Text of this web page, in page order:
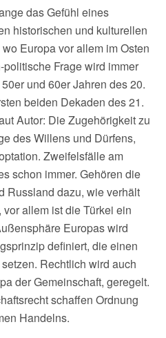
das Gefühl eines
historischen und kulturellen
Europa vor allem im Osten
Frage wird immer
und 60er Jahren des 20.
beiden Dekaden des 21.
Autor: Die Zugehörigkeit zu
des Willens und Dürfens,
Zweifelsfälle am
schon immer. Gehören die
Russland dazu, wie verhält
allem ist die Türkei ein
Europas wird
definiert, die einen
Rechtlich wird auch
der Gemeinschaft, geregelt.
schaffen Ordnung
Handelns.